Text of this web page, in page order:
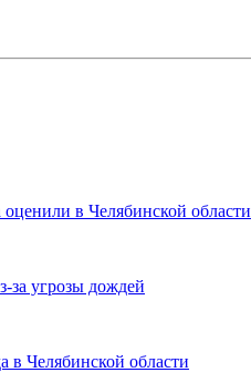
в Челябинской области
за угрозы дождей
в Челябинской области